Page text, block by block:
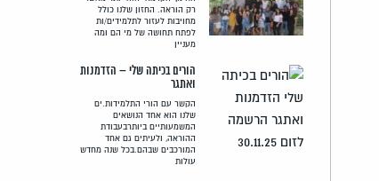
רק הוראה. החזון שלנו כולל
מחויבות לעזור לתלמידים/ות
לפתח תחושה של מי הם ומה
מעניין
הורים בכיתה שלי – הזדמנות
ואתגר
הקשר עם הורי התלמידות.ים
שלנו הוא אחד הנושאים
המשמעותיים ביותרבעבודת
ההוראה, ולעיתים גם אחד
המורכבים שבהם.בכל שנה מחדש
עולות